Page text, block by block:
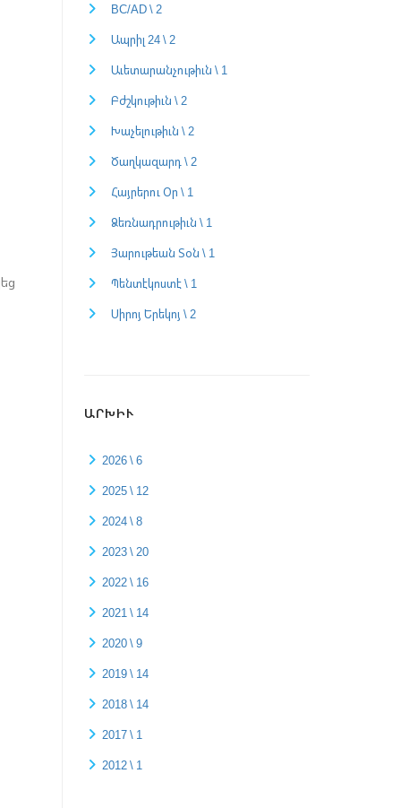
BC/AD \ 2
Ապրիլ 24 \ 2
Աւետարանչութիւն \ 1
Բժշկութիւն \ 2
Խաչելութիւն \ 2
Ծաղկազարդ \ 2
Հայրերու Օր \ 1
Ձեռնադրութիւն \ 1
Յարութեան Տօն \ 1
Պենտէկոստէ \ 1
Սիրոյ Երեկոյ \ 2
ԱՐԽԻՒ
2026 \ 6
2025 \ 12
2024 \ 8
2023 \ 20
2022 \ 16
2021 \ 14
2020 \ 9
2019 \ 14
2018 \ 14
2017 \ 1
2012 \ 1